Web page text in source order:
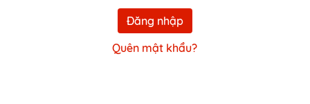
Đăng nhập
Quên mật khẩu?